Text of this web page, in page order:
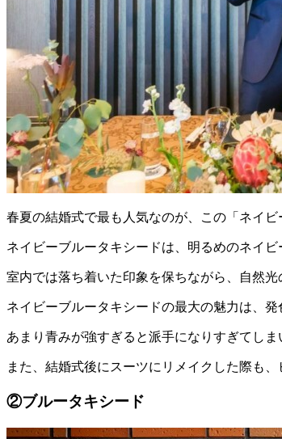
春夏の結婚式で最も人気なのが、この「ネイビ
ネイビーブルータキシードは、明るめのネイ
室内では落ち着いた印象を保ちながら、自然
ネイビーブルータキシードの最大の魅力は、発
あまり青みが強すぎると派手になりすぎてし
また、結婚式後にスーツにリメイクした際も
②ブルータキシード